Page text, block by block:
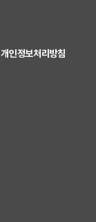
개인정보처리방침